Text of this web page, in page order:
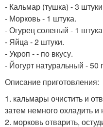
- Кальмар (тушка) - 3
- Морковь - 1 штука.
- Огурец соленый - 1
- Яйца - 2 штуки.
- Укроп - - по вкусу.
- Йогурт натуральный - 50
Описание приготовления:
1. кальмары очистить и
затем немного охладить и
2. морковь отварить,